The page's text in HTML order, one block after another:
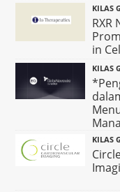
KILAS
RXR
in
KILAS
KILAS